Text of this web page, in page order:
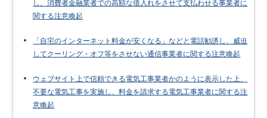
し、消費者金融業者での高額な借入れをさせて支払わせる事業者に
関する注意喚起
「自宅のインターネット料金が安くなる」などと電話勧誘し、威迫
してクーリング・オフ等をさせない通信事業者に関する注意喚起
ウェブサイト上で信頼できる電気工事業者かのように表示した上、
不要な電気工事を実施し、料金を請求する電気工事業者に関する注
意喚起